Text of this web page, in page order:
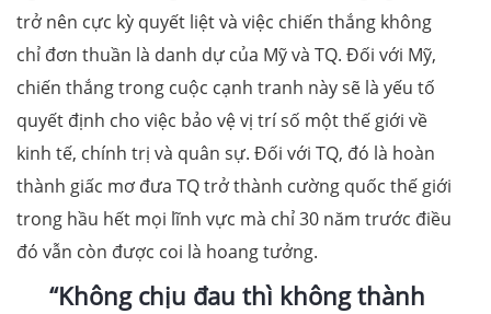
trở nên cực kỳ quyết liệt và việc chiến thắng không
chỉ đơn thuần là danh dự của Mỹ và TQ. Đối với Mỹ,
chiến thắng trong cuộc cạnh tranh này sẽ là yếu tố
quyết định cho việc bảo vệ vị trí số một thế giới về
kinh tế, chính trị và quân sự. Đối với TQ, đó là hoàn
thành giấc mơ đưa TQ trở thành cường quốc thế giới
trong hầu hết mọi lĩnh vực mà chỉ 30 năm trước điều
đó vẫn còn được coi là hoang tưởng.
“Không chịu đau thì không thành